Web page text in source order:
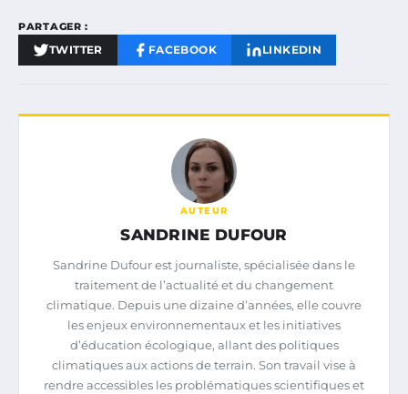
PARTAGER :
TWITTER FACEBOOK LINKEDIN
AUTEUR
SANDRINE DUFOUR
Sandrine Dufour est journaliste, spécialisée dans le
traitement de l’actualité et du changement
climatique. Depuis une dizaine d’années, elle couvre
les enjeux environnementaux et les initiatives
d’éducation écologique, allant des politiques
climatiques aux actions de terrain. Son travail vise à
rendre accessibles les problématiques scientifiques et